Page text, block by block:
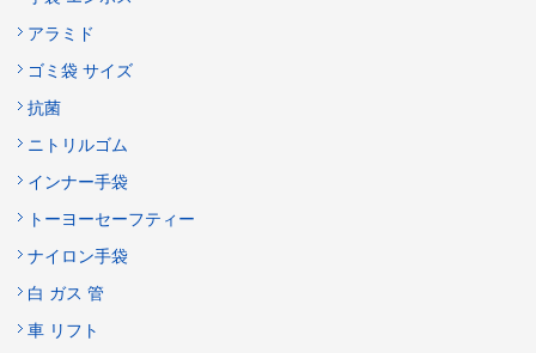
アラミド
ゴミ袋 サイズ
抗菌
ニトリルゴム
インナー手袋
トーヨーセーフティー
ナイロン手袋
白 ガス 管
車 リフト